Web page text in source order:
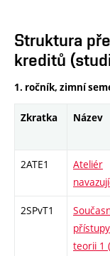
Struktura
kreditů
1. ročník, zimní
Zkratka Název
2ATE1
Ateliér
2SPvT1
teorii 1